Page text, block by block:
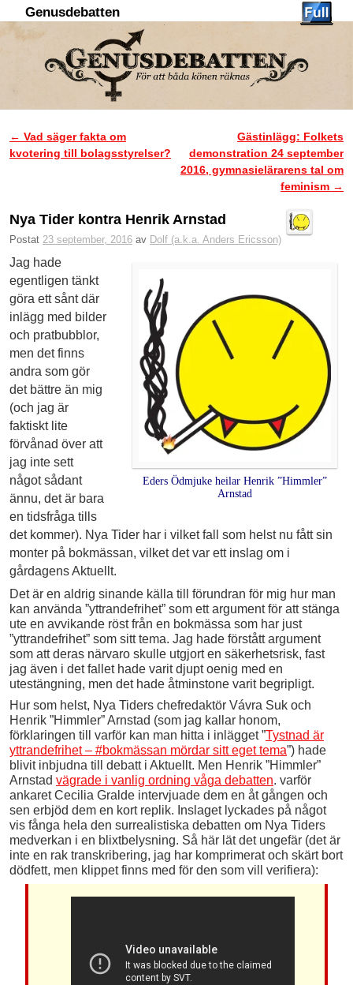
Genusdebatten
Inläggsnavigering
← Vad säger fakta om
kvotering till bolagsstyrelser?
Gästinlägg: Folkets
demonstration 24 september
2016, gymnasielärarens tal om
feminism →
Nya Tider kontra Henrik Arnstad
Postat 23 september, 2016 av Dolf (a.k.a. Anders Ericsson)
Eders Ödmjuke heilar Henrik ”Himmler”
Arnstad
Jag hade
egentligen tänkt
göra ett sånt där
inlägg med bilder
och pratbubblor,
men det finns
andra som gör
det bättre än mig
(och jag är
faktiskt lite
förvånad över att
jag inte sett
något sådant
ännu, det är bara
en tidsfråga tills
det kommer). Nya Tider har i vilket fall som helst nu fått sin
monter på bokmässan, vilket det var ett inslag om i
gårdagens Aktuellt.
Det är en aldrig sinande källa till förundran för mig hur man
kan använda ”yttrandefrihet” som ett argument för att stänga
ute en avvikande röst från en bokmässa som har just
”yttrandefrihet” som sitt tema. Jag hade förstått argument
som att deras närvaro skulle utgjort en säkerhetsrisk, fast
jag även i det fallet hade varit djupt oenig med en
utestängning, men det hade åtminstone varit begripligt.
Hur som helst, Nya Tiders chefredaktör Vávra Suk och
Henrik ”Himmler” Arnstad (som jag kallar honom,
förklaringen till varför kan man hitta i inlägget ”Tystnad är
yttrandefrihet – #bokmässan mördar sitt eget tema”) hade
blivit inbjudna till debatt i Aktuellt. Men Henrik ”Himmler”
Arnstad vägrade i vanlig ordning våga debatten. varför
ankaret Cecilia Gralde intervjuade dem en åt gången och
sen erbjöd dem en kort replik. Inslaget lyckades på något
vis fånga hela den surrealistiska debatten om Nya Tiders
medverkan i en blixtbelysning. Så här lät det ungefär (det är
inte en rak transkribering, jag har komprimerat och skärt bort
dödfett, men klippet finns med för den som vill verifiera):